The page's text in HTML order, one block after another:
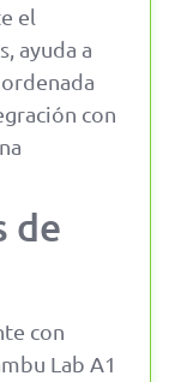
el
ayuda a
con
de
con
Lab A1